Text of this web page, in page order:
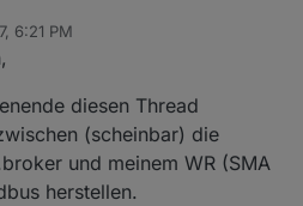
6:21 PM
diesen Thread
(scheinbar) die
und meinem WR (SMA
herstellen.